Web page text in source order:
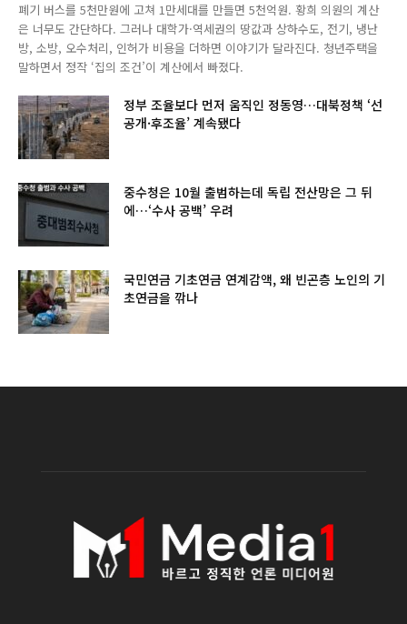
폐기 버스를 5천만원에 고쳐 1만세대를 만들면 5천억원. 황희 의원의 계산
은 너무도 간단하다. 그러나 대학가·역세권의 땅값과 상하수도, 전기, 냉난
방, 소방, 오수처리, 인허가 비용을 더하면 이야기가 달라진다. 청년주택을
말하면서 정작 ‘집의 조건’이 계산에서 빠졌다.
정부 조율보다 먼저 움직인 정동영…대북정책 ‘선
공개·후조율’ 계속됐다
중수청은 10월 출범하는데 독립 전산망은 그 뒤
에…‘수사 공백’ 우려
국민연금 기초연금 연계감액, 왜 빈곤층 노인의 기
초연금을 깎나